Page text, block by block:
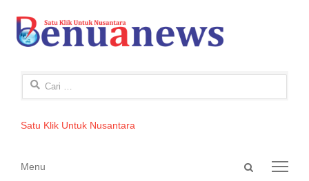
Cari
Satu Klik Untuk Nusantara
Open
Menu
Menu